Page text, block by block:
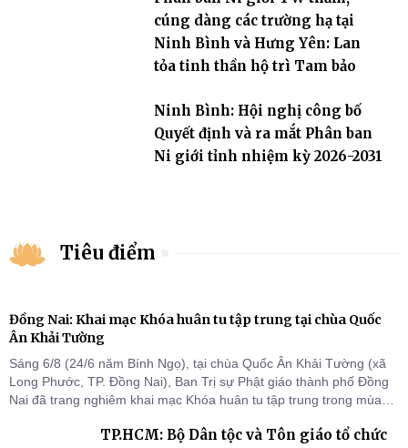
cúng dàng các trường hạ tại
Ninh Bình và Hưng Yên: Lan
tỏa tinh thần hộ trì Tam bảo
Ninh Bình: Hội nghị công bố
Quyết định và ra mắt Phân ban
Ni giới tỉnh nhiệm kỳ 2026-2031
Tiêu điểm
Đồng Nai: Khai mạc Khóa huân tu tập trung tại chùa Quốc
Ân Khải Tường
Sáng 6/8 (24/6 năm Bính Ngọ), tại chùa Quốc Ân Khải Tường (xã
Long Phước, TP. Đồng Nai), Ban Trị sự Phật giáo thành phố Đồng
Nai đã trang nghiêm khai mạc Khóa huân tu tập trung trong mùa
chỗ khu vực VII, VIII và trường hạ chùa Quốc Ân Khải Tường.
TP.HCM: Bộ Dân tộc và Tôn giáo tổ chức